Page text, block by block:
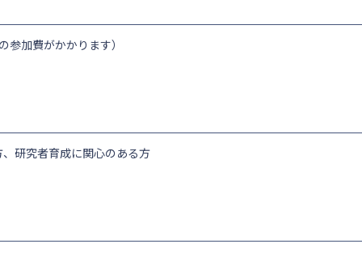
加費がかかります）
研究者育成に関心のある方